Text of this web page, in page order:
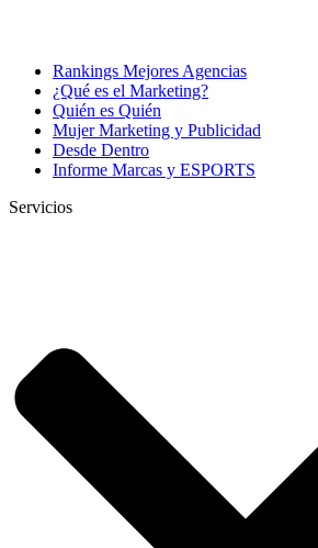
Rankings Mejores Agencias
¿Qué es el Marketing?
Quién es Quién
Mujer Marketing y Publicidad
Desde Dentro
Informe Marcas y ESPORTS
Servicios